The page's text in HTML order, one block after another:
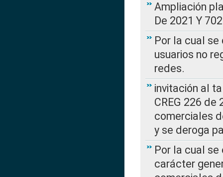
Ampliación
De 2021 Y
Por la cual
usuarios no
redes.
invitación al
CREG 226
comerciales
y se deroga
Por la cual
carácter